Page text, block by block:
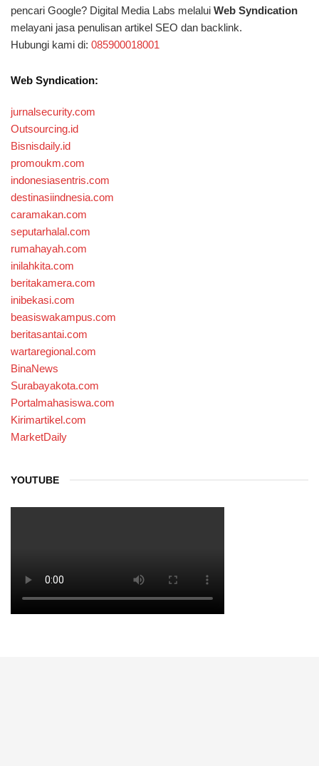
pencari Google? Digital Media Labs melalui Web Syndication
melayani jasa penulisan artikel SEO dan backlink.
Hubungi kami di: 085900018001
Web Syndication:
jurnalsecurity.com
Outsourcing.id
Bisnisdaily.id
promoukm.com
indonesiasentris.com
destinasiindnesia.com
caramakan.com
seputarhalal.com
rumahayah.com
inilahkita.com
beritakamera.com
inibekasi.com
beasiswakampus.com
beritasantai.com
wartaregional.com
BinaNews
Surabayakota.com
Portalmahasiswa.com
Kirimartikel.com
MarketDaily
YOUTUBE